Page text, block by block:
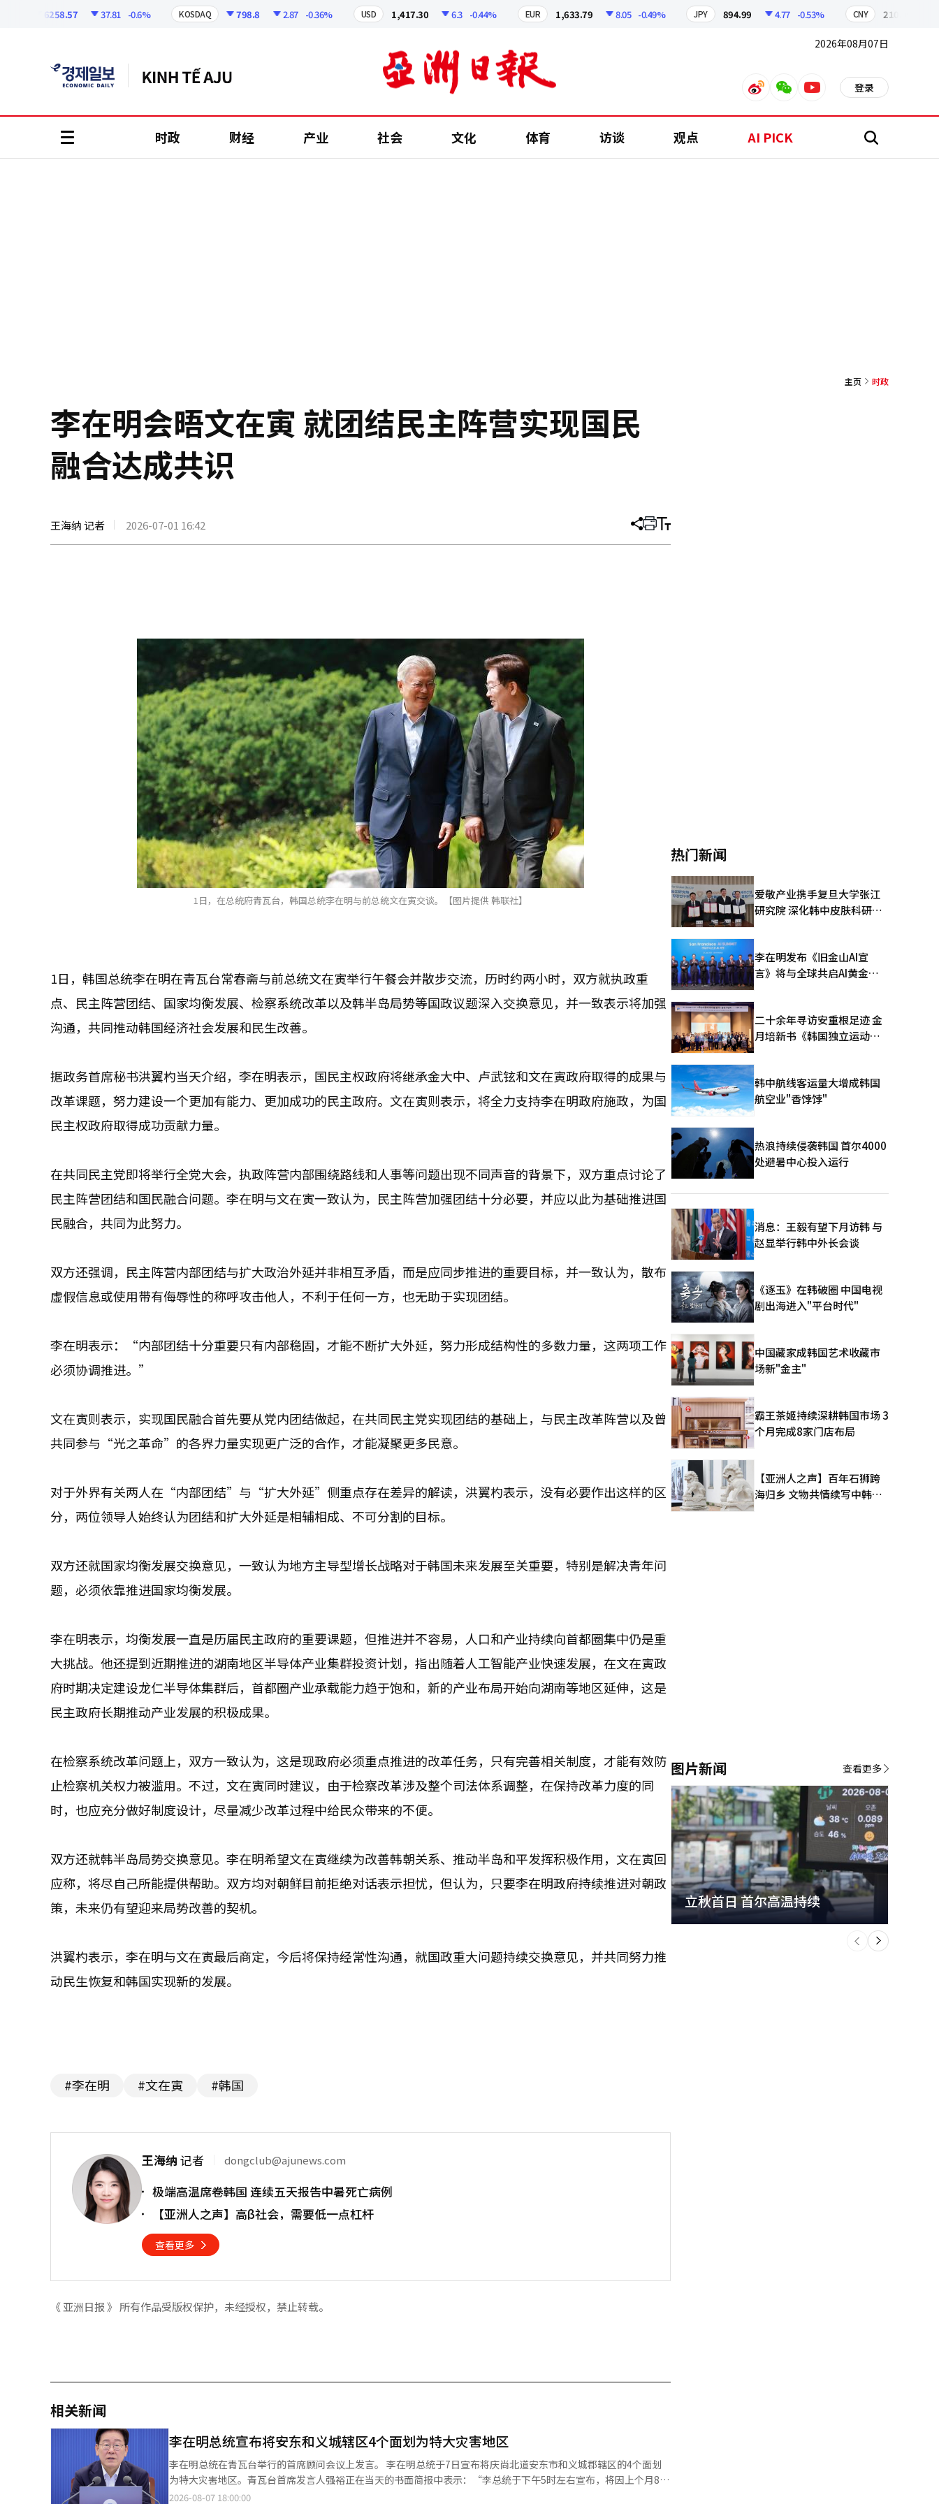
6258.57 37.81 -0.6% KOSDAQ 798.8 2.87 -0.36% USD 1,417.30 6.3 -0.44% EUR 1,633.79 8.05 -0.49% JPY 894.99 4.77 -0.53% CNY 210.09
2026年08月07日
weiboweixinyoutube 登录
时政 财经 产业 社会 文化 体育 访谈 观点 AI PICK 搜
主页 时政
李在明会晤文在寅 就团结民主阵营实现国民
融合达成共识
王海纳 记者 2026-07-01 16:42 分
文
打 调
大
1日，在总统府青瓦台，韩国总统李在明与前总统文在寅交谈。【图片提供 韩联社】
1日，韩国总统李在明在青瓦台常春斋与前总统文在寅举行午餐会并散步交流，历时约两小时，双方就执政重
点、民主阵营团结、国家均衡发展、检察系统改革以及韩半岛局势等国政议题深入交换意见，并一致表示将加强
沟通，共同推动韩国经济社会发展和民生改善。
据政务首席秘书洪翼杓当天介绍，李在明表示，国民主权政府将继承金大中、卢武铉和文在寅政府取得的成果与
改革课题，努力建设一个更加有能力、更加成功的民主政府。文在寅则表示，将全力支持李在明政府施政，为国
民主权政府取得成功贡献力量。
在共同民主党即将举行全党大会，执政阵营内部围绕路线和人事等问题出现不同声音的背景下，双方重点讨论了
民主阵营团结和国民融合问题。李在明与文在寅一致认为，民主阵营加强团结十分必要，并应以此为基础推进国
民融合，共同为此努力。
双方还强调，民主阵营内部团结与扩大政治外延并非相互矛盾，而是应同步推进的重要目标，并一致认为，散布
虚假信息或使用带有侮辱性的称呼攻击他人，不利于任何一方，也无助于实现团结。
李在明表示：“内部团结十分重要只有内部稳固，才能不断扩大外延，努力形成结构性的多数力量，这两项工作
必须协调推进。”
文在寅则表示，实现国民融合首先要从党内团结做起，在共同民主党实现团结的基础上，与民主改革阵营以及曾
共同参与“光之革命”的各界力量实现更广泛的合作，才能凝聚更多民意。
对于外界有关两人在“内部团结”与“扩大外延”侧重点存在差异的解读，洪翼杓表示，没有必要作出这样的区
分，两位领导人始终认为团结和扩大外延是相辅相成、不可分割的目标。
双方还就国家均衡发展交换意见，一致认为地方主导型增长战略对于韩国未来发展至关重要，特别是解决青年问
题，必须依靠推进国家均衡发展。
李在明表示，均衡发展一直是历届民主政府的重要课题，但推进并不容易，人口和产业持续向首都圈集中仍是重
大挑战。他还提到近期推进的湖南地区半导体产业集群投资计划，指出随着人工智能产业快速发展，在文在寅政
府时期决定建设龙仁半导体集群后，首都圈产业承载能力趋于饱和，新的产业布局开始向湖南等地区延伸，这是
民主政府长期推动产业发展的积极成果。
在检察系统改革问题上，双方一致认为，这是现政府必须重点推进的改革任务，只有完善相关制度，才能有效防
止检察机关权力被滥用。不过，文在寅同时建议，由于检察改革涉及整个司法体系调整，在保持改革力度的同
时，也应充分做好制度设计，尽量减少改革过程中给民众带来的不便。
双方还就韩半岛局势交换意见。李在明希望文在寅继续为改善韩朝关系、推动半岛和平发挥积极作用，文在寅回
应称，将尽自己所能提供帮助。双方均对朝鲜目前拒绝对话表示担忧，但认为，只要李在明政府持续推进对朝政
策，未来仍有望迎来局势改善的契机。
洪翼杓表示，李在明与文在寅最后商定，今后将保持经常性沟通，就国政重大问题持续交换意见，并共同努力推
动民生恢复和韩国实现新的发展。
#李在明 #文在寅 #韩国
王海纳 记者 dongclub@ajunews.com
极端高温席卷韩国 连续五天报告中暑死亡病例
【亚洲人之声】高β社会，需要低一点杠杆
查看更多
《 亚洲日报 》 所有作品受版权保护，未经授权，禁止转载。
相关新闻
李在明总统宣布将安东和义城辖区4个面划为特大灾害地区
李在明总统在青瓦台举行的首席顾问会议上发言。 李在明总统于7日宣布将庆尚北道安东市和义城郡辖区的4个面划
为特大灾害地区。青瓦台首席发言人强裕正在当天的书面简报中表示：“李总统于下午5时左右宣布，将因上个月8日
至24日的强降雨造成重大损失的庆尚北道安东市和义城郡辖区的4个面划为特大灾害地区。”被划为特大灾害地区的
2026-08-07 18:00:00
热门新闻
爱敬产业携手复旦大学张江
研究院 深化韩中皮肤科研合
李在明发布《旧金山AI宣
言》将与全球共启AI黄金时
二十余年寻访安重根足迹 金
月培新书《韩国独立运动圣
韩中航线客运量大增成韩国
航空业"香饽饽"
热浪持续侵袭韩国 首尔4000
处避暑中心投入运行
消息：王毅有望下月访韩 与
赵显举行韩中外长会谈
《逐玉》在韩破圈 中国电视
剧出海进入"平台时代"
中国藏家成韩国艺术收藏市
场新"金主"
霸王茶姬持续深耕韩国市场 3
个月完成8家门店布局
【亚洲人之声】百年石狮跨
海归乡 文物共情续写中韩人
图片新闻
立秋首日 首尔高温持续
下
一
个
查看更多